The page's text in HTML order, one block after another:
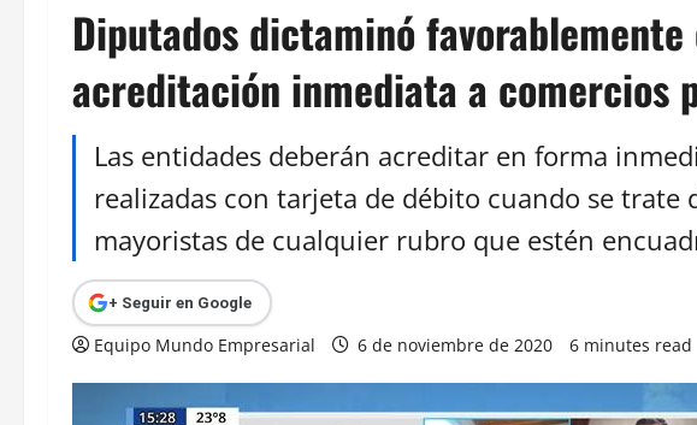
Diputados dictaminó
acreditación inmediata a comercios
Las entidades deberán acreditar en forma
realizadas con tarjeta de débito cuando se trate
mayoristas de cualquier rubro que estén
+ Seguir en Google
Equipo Mundo Empresarial 6 de noviembre de 2020 6 minutes read